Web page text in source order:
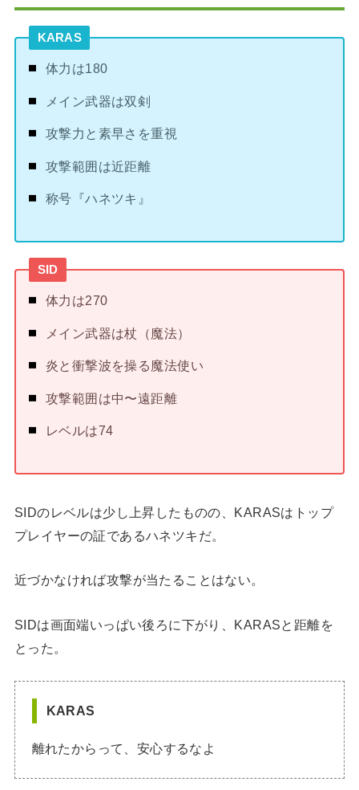
KARAS
体力は180
メイン武器は双剣
攻撃力と素早さを重視
攻撃範囲は近距離
称号『ハネツキ』
SID
体力は270
メイン武器は杖（魔法）
炎と衝撃波を操る魔法使い
攻撃範囲は中〜遠距離
レベルは74
SIDのレベルは少し上昇したものの、KARASはトップ
プレイヤーの証であるハネツキだ。
近づかなければ攻撃が当たることはない。
SIDは画面端いっぱい後ろに下がり、KARASと距離を
とった。
KARAS
離れたからって、安心するなよ